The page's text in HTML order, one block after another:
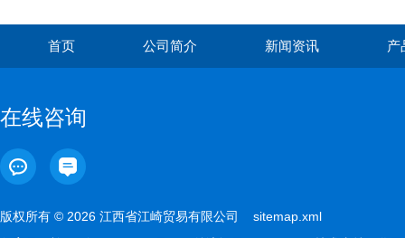
首页 公司简介 新闻资讯 产
在线咨询
版权所有 © 2026 江西省江崎贸易有限公司 sitemap.xml